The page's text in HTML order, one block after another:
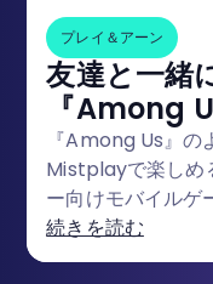
プレイ＆アーン
友達と一緒
『Among
『Among Us』の
Mistplayで楽しめ
ー向けモバイルゲ
続きを読む